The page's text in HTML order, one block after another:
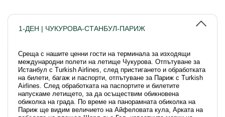
1-ДЕН | ЧУКУРОВА-СТАНБУЛ-ПАРИЖ
Среща с нашите ценни гости на терминала за изходящи
международни полети на летище Чукурова. Отпътуване за
Истанбул с Turkish Airlines, след пристигането и обработката
на билети, багаж и паспорти, отпътуване за Париж с Turkish
Airlines. След обработката на паспортите и билетите
напускаме летището, за да осъществим обикновена
обиколка на града. По време на панорамната обиколка на
Париж ще видим величието на Айфеловата кула, Арката на